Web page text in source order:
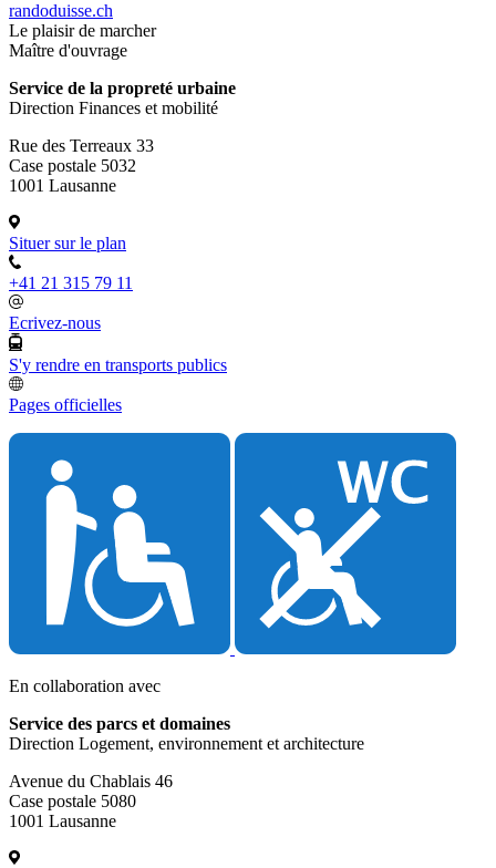
randoduisse.ch
Le plaisir de marcher
Maître d'ouvrage
Service de la propreté urbaine
Direction Finances et mobilité
Rue des Terreaux 33
Case postale 5032
1001 Lausanne
Situer sur le plan
+41 21 315 79 11
Ecrivez-nous
S'y rendre en transports publics
Pages officielles
En collaboration avec
Service des parcs et domaines
Direction Logement, environnement et architecture
Avenue du Chablais 46
Case postale 5080
1001 Lausanne